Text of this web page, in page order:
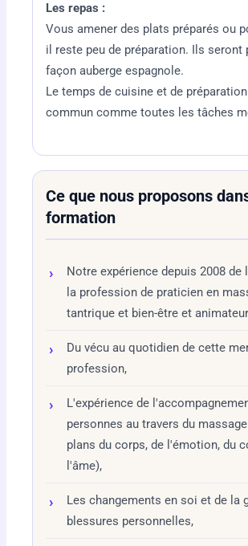
Les repas :
Vous amener des plats préparés ou
il reste peu de préparation. Ils seront
façon auberge espagnole.
Le temps de cuisine et de
commun comme toutes les tâches
Ce que nous proposons
formation
Notre expérience depuis 2008 de
la profession de praticien en
tantrique et bien-être et
Du vécu au quotidien de cette
profession,
L'expérience de
personnes au travers du
plans du corps, de l'émotion, du
l'âme),
Les changements en soi et de la
blessures personnelles,